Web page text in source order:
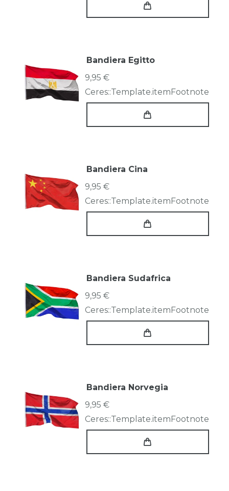
Bandiera Egitto
9,95 €
Ceres::Template.itemFootnote
Bandiera Cina
9,95 €
Ceres::Template.itemFootnote
Bandiera Sudafrica
9,95 €
Ceres::Template.itemFootnote
Bandiera Norvegia
9,95 €
Ceres::Template.itemFootnote